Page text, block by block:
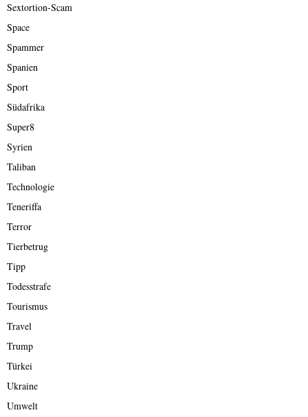
Sextortion-Scam
Space
Spammer
Spanien
Sport
Südafrika
Super8
Syrien
Taliban
Technologie
Teneriffa
Terror
Tierbetrug
Tipp
Todesstrafe
Tourismus
Travel
Trump
Türkei
Ukraine
Umwelt